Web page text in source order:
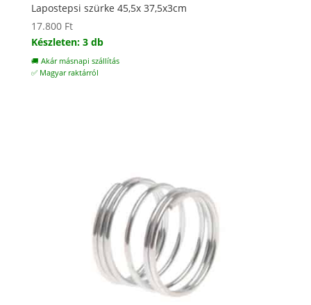
Lapostepsi szürke 45,5x 37,5x3cm
17.800 Ft
Készleten: 3 db
🚚 Akár másnapi szállítás
✅ Magyar raktárról